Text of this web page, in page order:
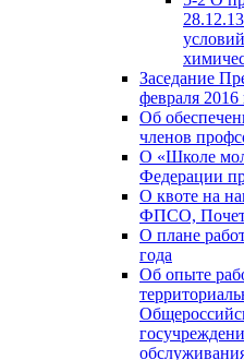
Заседание
февраля 2016
Об
членов
О «Школе
Федерации
О квоте на
ФПСО,
О плане
года
Об опыте